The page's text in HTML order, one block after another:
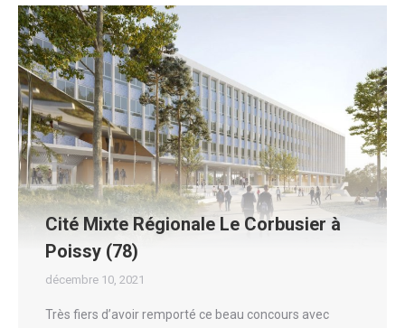
Cité Mixte Régionale Le Corbusier à
Poissy (78)
décembre 10, 2021
Très fiers d’avoir remporté ce beau concours avec